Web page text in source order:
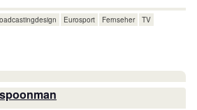
Eurosport Fernseher TV
spoonman